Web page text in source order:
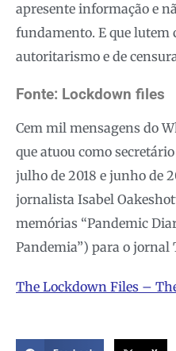
apresente informação e
fundamento. E que lutem
autoritarismo e de
Fonte: Lockdown files
Cem mil mensagens do
que atuou como
julho de 2018 e junho de
jornalista Isabel
memórias “Pandemic
Pandemia”) para o jornal
The Lockdown Files –